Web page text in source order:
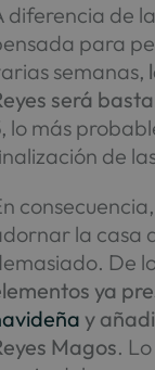
diferencia de
para
semanas,
será
lo más
de
la casa
De
ya
y
Magos.